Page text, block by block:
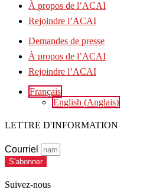
À propos de l’ACAI
Rejoindre l’ACAI
Demandes de presse
À propos de l’ACAI
Rejoindre l’ACAI
Français
English (Anglais)
LETTRE D'INFORMATION
Courriel
S'abonner
Suivez-nous